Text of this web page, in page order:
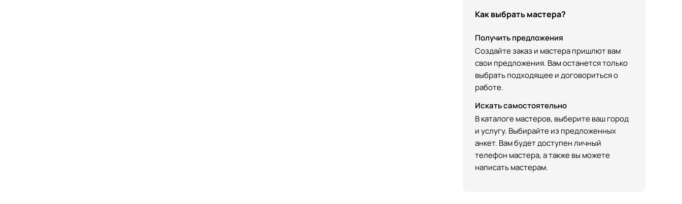
Как выбрать мастера?
Получить предложения
Создайте заказ и мастера пришлют вам
свои предложения. Вам останется только
выбрать подходящее и договориться о
работе.
Искать самостоятельно
В каталоге мастеров, выберите ваш город
и услугу. Выбирайте из предложенных
анкет. Вам будет доступен личный
телефон мастера, а также вы можете
написать мастерам.